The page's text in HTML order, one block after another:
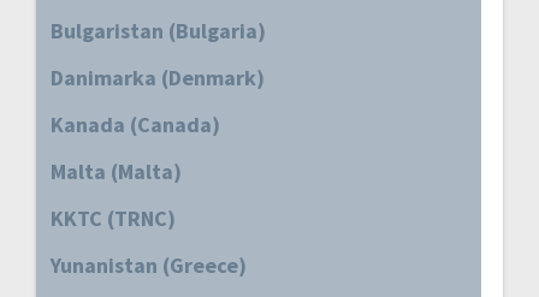
Bulgaristan (Bulgaria)
Danimarka (Denmark)
Kanada (Canada)
Malta (Malta)
KKTC (TRNC)
Yunanistan (Greece)